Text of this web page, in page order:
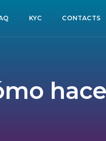
KYC CONTACTS